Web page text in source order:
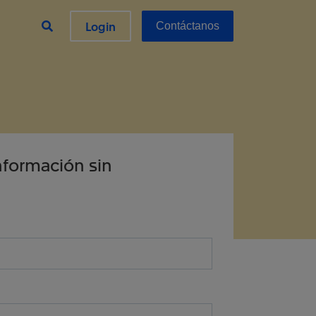
Login Contáctanos
sin